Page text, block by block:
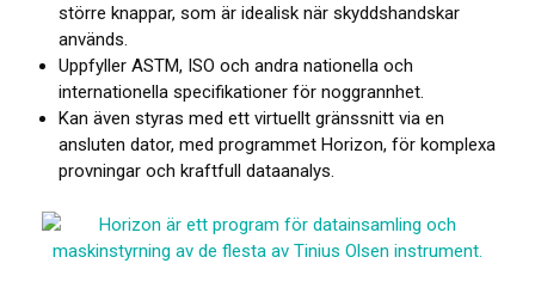
större knappar, som är idealisk när skyddshandskar
används.
Uppfyller ASTM, ISO och andra nationella och
internationella specifikationer för noggrannhet.
Kan även styras med ett virtuellt gränssnitt via en
ansluten dator, med programmet Horizon, för komplexa
provningar och kraftfull data­analys.